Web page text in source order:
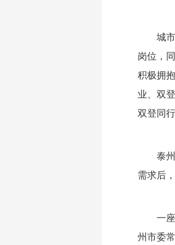
城
岗位，
积极拥
业、双
双登同行
泰
需求后
一
州市委